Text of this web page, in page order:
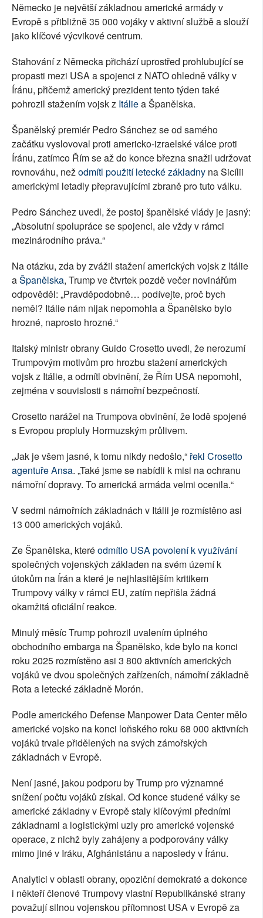
Německo je největší základnou americké armády v
Evropě s přibližně 35 000 vojáky v aktivní službě a slouží
jako klíčové výcvikové centrum.
Stahování z Německa přichází uprostřed prohlubující se
propasti mezi USA a spojenci z NATO ohledně války v
Íránu, přičemž americký prezident tento týden také
pohrozil stažením vojsk z Itáliea Španělska.
Španělský premiér Pedro Sánchez se od samého
začátku vyslovoval proti americko-izraelské válce proti
Íránu, zatímco Řím se až do konce března snažil udržovat
rovnováhu, nežodmítl použití letecké základny na Sicílii
americkými letadly přepravujícími zbraně pro tuto válku.
Pedro Sánchez uvedl, že postoj španělské vlády je jasný:
„Absolutní spolupráce se spojenci, ale vždy v rámci
mezinárodního práva.“
Na otázku, zda by zvážil stažení amerických vojsk z Itálie
aŠpanělska, Trump ve čtvrtek pozdě večer novinářům
odpověděl: „Pravděpodobně… podívejte, proč bych
neměl? Itálie nám nijak nepomohla a Španělsko bylo
hrozné, naprosto hrozné.“
Italský ministr obrany Guido Crosetto uvedl, že nerozumí
Trumpovým motivům pro hrozbu stažení amerických
vojsk z Itálie, a odmítl obvinění, že Řím USA nepomohl,
zejména v souvislosti s námořní bezpečností.
Crosetto narážel na Trumpova obvinění, že lodě spojené
s Evropou propluly Hormuzským průlivem.
„Jak je všem jasné, k tomu nikdy nedošlo,“řekl Crosetto
agentuře Ansa. „Také jsme se nabídli k misi na ochranu
námořní dopravy. To americká armáda velmi ocenila.“
V sedmi námořních základnách v Itálii je rozmístěno asi
13 000 amerických vojáků.
Ze Španělska, kteréodmítlo USA povolení k využívání
společných vojenských základen na svém území k
útokům na Írán a které je nejhlasitějším kritikem
Trumpovy války v rámci EU, zatím nepřišla žádná
okamžitá oficiální reakce.
Minulý měsíc Trump pohrozil uvalením úplného
obchodního embarga na Španělsko, kde bylo na konci
roku 2025 rozmístěno asi 3 800 aktivních amerických
vojáků ve dvou společných zařízeních, námořní základně
Rota a letecké základně Morón.
Podle amerického Defense Manpower Data Center mělo
americké vojsko na konci loňského roku 68 000 aktivních
vojáků trvale přidělených na svých zámořských
základnách v Evropě.
Není jasné, jakou podporu by Trump pro významné
snížení počtu vojáků získal. Od konce studené války se
americké základny v Evropě staly klíčovými předními
základnami a logistickými uzly pro americké vojenské
operace, z nichž byly zahájeny a podporovány války
mimo jiné v Iráku, Afghánistánu a naposledy v Íránu.
Analytici v oblasti obrany, opoziční demokraté a dokonce
i někteří členové Trumpovy vlastní Republikánské strany
považují silnou vojenskou přítomnost USA v Evropě za